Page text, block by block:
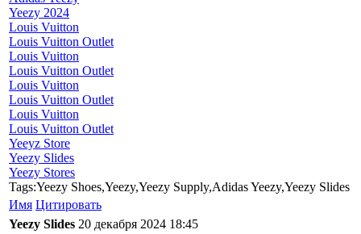
Yeezy 2024
Louis Vuitton
Louis Vuitton Outlet
Louis Vuitton
Louis Vuitton Outlet
Louis Vuitton
Louis Vuitton Outlet
Louis Vuitton
Louis Vuitton Outlet
Yeeyz Store
Yeezy Slides
Yeezy Stores
Tags:Yeezy Shoes,Yeezy,Yeezy Supply,Adidas Yeezy,Yeezy Slides
Имя Цитировать
Yeezy Slides 20 декабря 2024 18:45